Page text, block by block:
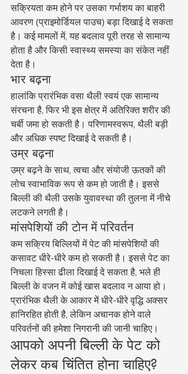
सक्रियता कम होने पर उसका गर्भाशय का बाहरी
आवरण (प्राइमोर्डियल पाउच) बड़ा दिखाई दे सकता
है। कई मामलों में, यह बदलाव पूरी तरह से सामान्य
होता है और किसी स्वास्थ्य समस्या का संकेत नहीं
देता है।
भार बढ़ना
हालांकि प्रारंभिक वसा थैली स्वयं एक सामान्य
संरचना है, फिर भी इस क्षेत्र में अतिरिक्त शरीर की
चर्बी जमा हो सकती है। परिणामस्वरूप, थैली बड़ी
और अधिक स्पष्ट दिखाई दे सकती है।
उम्र बढ़ना
उम्र बढ़ने के साथ, त्वचा और संयोजी ऊतकों की
लोच स्वाभाविक रूप से कम हो जाती है। इससे
बिल्ली की थैली उसके युवावस्था की तुलना में नीचे
लटकने लगती है।
मांसपेशियों की टोन में परिवर्तन
कम सक्रिय बिल्लियों में पेट की मांसपेशियों की
कसावट धीरे-धीरे कम हो सकती है। इससे पेट का
निचला हिस्सा ढीला दिखाई दे सकता है, भले ही
बिल्ली के वजन में कोई खास बदलाव न आया हो।
प्रारंभिक थैली के आकार में धीरे-धीरे वृद्धि अक्सर
हानिरहित होती है, लेकिन अचानक होने वाले
परिवर्तनों की हमेशा निगरानी की जानी चाहिए।
आपको अपनी बिल्ली के पेट को
लेकर कब चिंतित होना चाहिए?